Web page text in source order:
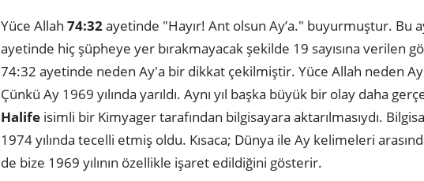
Yüce Allah 74:32ayetinde "Hayır! Ant olsun Ay’a." buyurmuştur. Bu
ayetinde hiç şüpheye yer bırakmayacak şekilde 19 sayısına
74:32 ayetinde neden Ay'a bir dikkat çekilmiştir. Yüce Allah neden
Çünkü Ay 1969 yılında yarıldı. Aynı yıl başka büyük bir olay daha
Halife isimli bir Kimyager tarafından bilgisayara aktarılmasıydı.
1974 yılında tecelli etmiş oldu. Kısaca; Dünya ile Ay kelimeleri
de bize 1969 yılının özellikle işaret edildiğini gösterir.